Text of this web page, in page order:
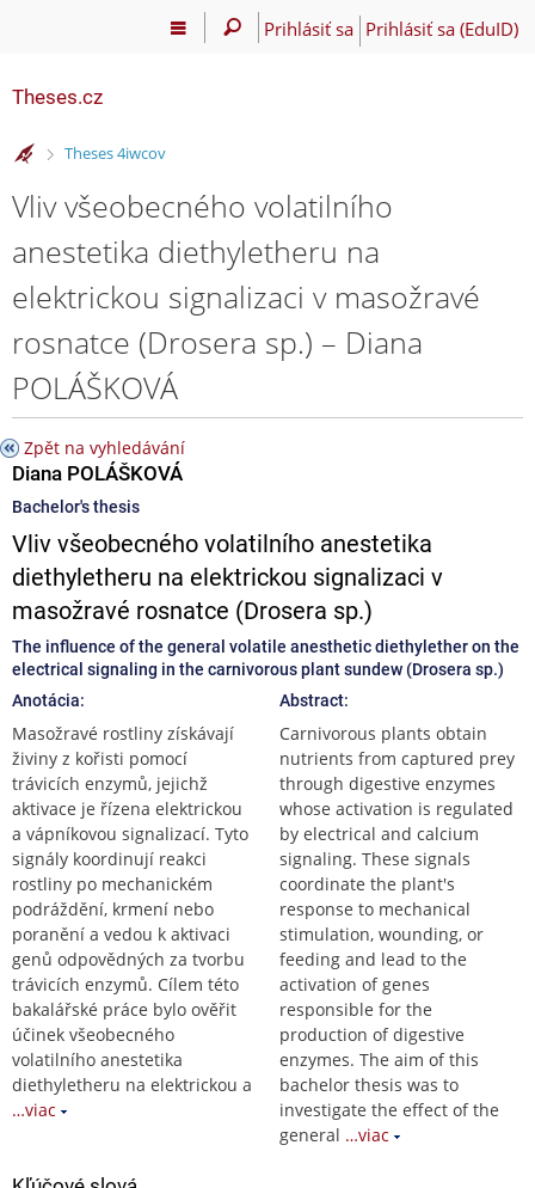
Prihlásiť sa Prihlásiť sa (EduID)
Theses.cz
>
Theses 4iwcov
Vliv všeobecného volatilního
anestetika diethyletheru na
elektrickou signalizaci v masožravé
rosnatce (Drosera sp.) – Diana
POLÁŠKOVÁ
Zpět na vyhledávání
Diana POLÁŠKOVÁ
Bachelor's thesis
Vliv všeobecného volatilního anestetika
diethyletheru na elektrickou signalizaci v
masožravé rosnatce (Drosera sp.)
The influence of the general volatile anesthetic diethylether on the
electrical signaling in the carnivorous plant sundew (Drosera sp.)
Anotácia:
Masožravé rostliny získávají
živiny z kořisti pomocí
trávicích enzymů, jejichž
aktivace je řízena elektrickou
a vápníkovou signalizací. Tyto
signály koordinují reakci
rostliny po mechanickém
podráždění, krmení nebo
poranění a vedou k aktivaci
genů odpovědných za tvorbu
trávicích enzymů. Cílem této
bakalářské práce bylo ověřit
účinek všeobecného
volatilního anestetika
diethyletheru na elektrickou a
…viac
Abstract:
Carnivorous plants obtain
nutrients from captured prey
through digestive enzymes
whose activation is regulated
by electrical and calcium
signaling. These signals
coordinate the plant's
response to mechanical
stimulation, wounding, or
feeding and lead to the
activation of genes
responsible for the
production of digestive
enzymes. The aim of this
bachelor thesis was to
investigate the effect of the
general …viac